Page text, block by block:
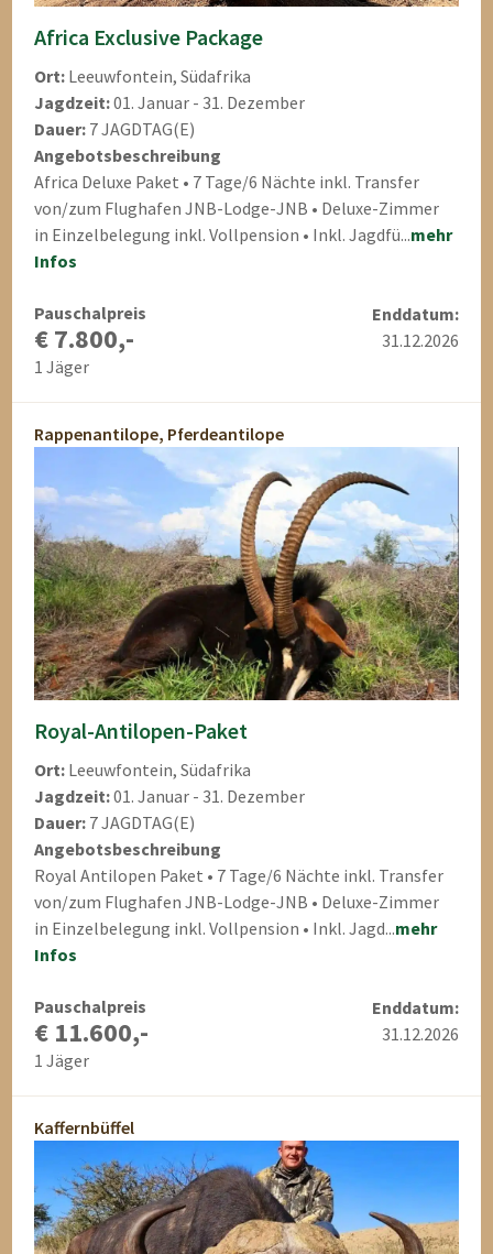
Africa Exclusive Package
Ort: Leeuwfontein, Südafrika
Jagdzeit:01. Januar - 31. Dezember
Dauer: 7 JAGDTAG(E)
Angebotsbeschreibung
Africa Deluxe Paket • 7 Tage/6 Nächte inkl. Transfer
von/zum Flughafen JNB-Lodge-JNB • Deluxe-Zimmer
in Einzelbelegung inkl. Vollpension • Inkl. Jagdfü...mehr
Infos
Pauschalpreis
€ 7.800,-
1 Jäger
Enddatum:
31.12.2026
Rappenantilope, Pferdeantilope
Royal-Antilopen-Paket
Ort: Leeuwfontein, Südafrika
Jagdzeit:01. Januar - 31. Dezember
Dauer: 7 JAGDTAG(E)
Angebotsbeschreibung
Royal Antilopen Paket • 7 Tage/6 Nächte inkl. Transfer
von/zum Flughafen JNB-Lodge-JNB • Deluxe-Zimmer
in Einzelbelegung inkl. Vollpension • Inkl. Jagd...mehr
Infos
Pauschalpreis
€ 11.600,-
1 Jäger
Enddatum:
31.12.2026
Kaffernbüffel